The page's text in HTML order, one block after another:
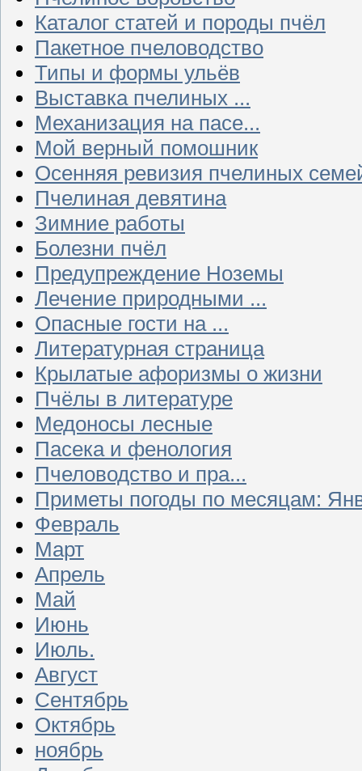
Каталог статей и породы пчёл
Пакетное пчеловодство
Типы и формы ульёв
Выставка пчелиных ...
Механизация на пасе...
Мой верный помошник
Осенняя ревизия пчелиных
Пчелиная девятина
Зимние работы
Болезни пчёл
Предупреждение Ноземы
Лечение природными ...
Опасные гости на ...
Литературная страница
Крылатые афоризмы о жизни
Пчёлы в литературе
Медоносы лесные
Пасека и фенология
Пчеловодство и пра...
Приметы погоды по месяцам:
Февраль
Март
Апрель
Май
Июнь
Июль.
Август
Сентябрь
Октябрь
ноябрь